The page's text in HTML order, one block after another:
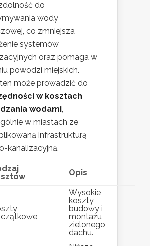
do
wody
co zmniejsza
systemów
oraz pomaga w
powodzi miejskich.
może prowadzić do
w kosztach
wodami,
w miastach ze
infrastrukturą
kanalizacyjną.
Opis
Wysokie
koszty
budowy i
montażu
zielonego
dachu.